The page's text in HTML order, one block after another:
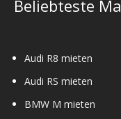
Beliebteste
Audi R8 mieten
Audi RS mieten
BMW M mieten